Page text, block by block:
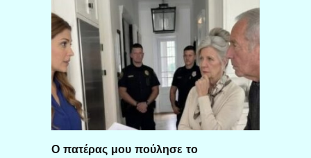
Ο πατέρας μου πούλησε το